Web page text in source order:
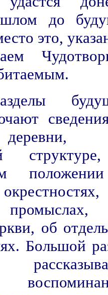
до
это,
об
Большой